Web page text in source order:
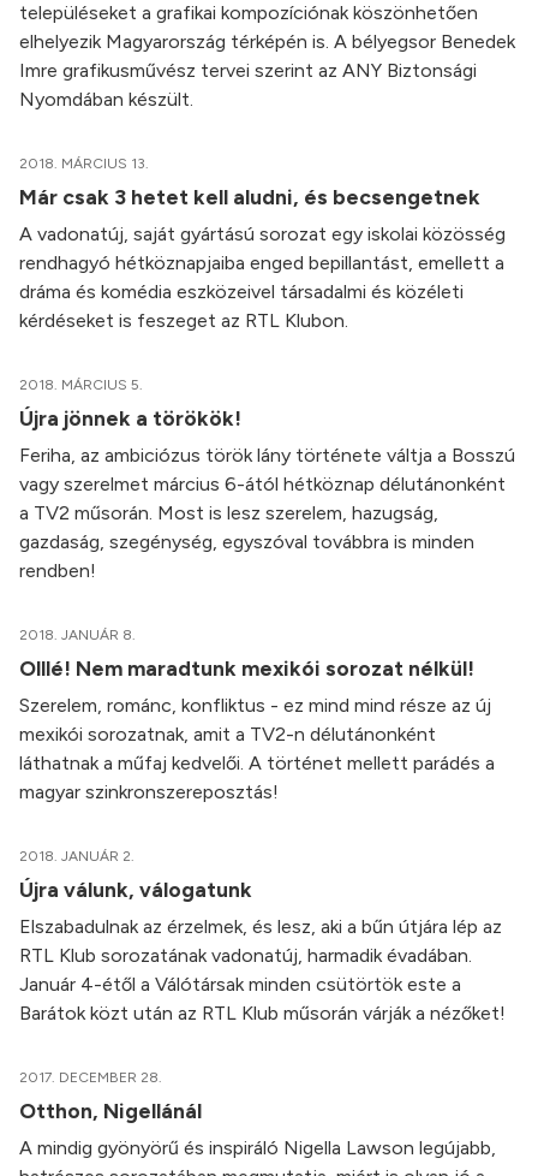
településeket a grafikai kompozíciónak köszönhetően
elhelyezik Magyarország térképén is. A bélyegsor Benedek
Imre grafikusművész tervei szerint az ANY Biztonsági
Nyomdában készült.
2018. MÁRCIUS 13.
Már csak 3 hetet kell aludni, és becsengetnek
A vadonatúj, saját gyártású sorozat egy iskolai közösség
rendhagyó hétköznapjaiba enged bepillantást, emellett a
dráma és komédia eszközeivel társadalmi és közéleti
kérdéseket is feszeget az RTL Klubon.
2018. MÁRCIUS 5.
Újra jönnek a törökök!
Feriha, az ambiciózus török lány története váltja a Bosszú
vagy szerelmet március 6-ától hétköznap délutánonként
a TV2 műsorán. Most is lesz szerelem, hazugság,
gazdaság, szegénység, egyszóval továbbra is minden
rendben!
2018. JANUÁR 8.
Olllé! Nem maradtunk mexikói sorozat nélkül!
Szerelem, románc, konfliktus - ez mind mind része az új
mexikói sorozatnak, amit a TV2-n délutánonként
láthatnak a műfaj kedvelői. A történet mellett parádés a
magyar szinkronszereposztás!
2018. JANUÁR 2.
Újra válunk, válogatunk
Elszabadulnak az érzelmek, és lesz, aki a bűn útjára lép az
RTL Klub sorozatának vadonatúj, harmadik évadában.
Január 4-étől a Válótársak minden csütörtök este a
Barátok közt után az RTL Klub műsorán várják a nézőket!
2017. DECEMBER 28.
Otthon, Nigellánál
A mindig gyönyörű és inspiráló Nigella Lawson legújabb,